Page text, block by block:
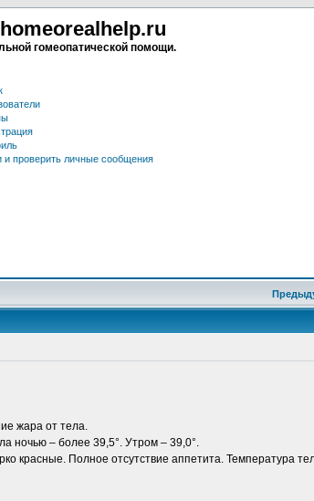
гомеопатической помощи.
и проверить личные сообщения
жара от тела.
ночью – более 39,5°. Утром – 39,0°.
красные. Полное отсутствие аппетита. Температура